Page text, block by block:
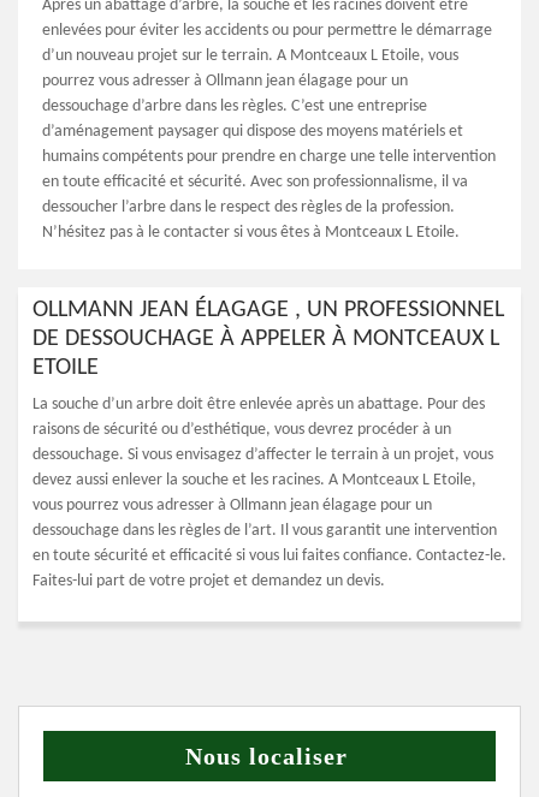
Après un abattage d’arbre, la souche et les racines doivent être
enlevées pour éviter les accidents ou pour permettre le démarrage
d’un nouveau projet sur le terrain. A Montceaux L Etoile, vous
pourrez vous adresser à Ollmann jean élagage pour un
dessouchage d’arbre dans les règles. C’est une entreprise
d’aménagement paysager qui dispose des moyens matériels et
humains compétents pour prendre en charge une telle intervention
en toute efficacité et sécurité. Avec son professionnalisme, il va
dessoucher l’arbre dans le respect des règles de la profession.
N’hésitez pas à le contacter si vous êtes à Montceaux L Etoile.
OLLMANN JEAN ÉLAGAGE , UN PROFESSIONNEL
DE DESSOUCHAGE À APPELER À MONTCEAUX L
ETOILE
La souche d’un arbre doit être enlevée après un abattage. Pour des
raisons de sécurité ou d’esthétique, vous devrez procéder à un
dessouchage. Si vous envisagez d’affecter le terrain à un projet, vous
devez aussi enlever la souche et les racines. A Montceaux L Etoile,
vous pourrez vous adresser à Ollmann jean élagage pour un
dessouchage dans les règles de l’art. Il vous garantit une intervention
en toute sécurité et efficacité si vous lui faites confiance. Contactez-le.
Faites-lui part de votre projet et demandez un devis.
Nous localiser